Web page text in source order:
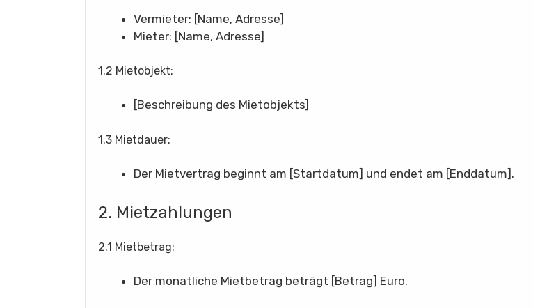
Vermieter: [Name, Adresse]
Mieter: [Name, Adresse]
1.2 Mietobjekt:
[Beschreibung des Mietobjekts]
1.3 Mietdauer:
Der Mietvertrag beginnt am [Startdatum] und endet am [Enddatum].
2. Mietzahlungen
2.1 Mietbetrag:
Der monatliche Mietbetrag beträgt [Betrag] Euro.